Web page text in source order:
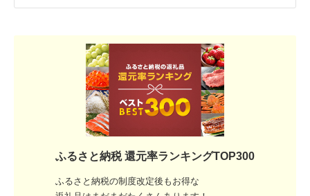
ふるさと納税 還元率ランキングTOP300
ふるさと納税の制度改定後もお得な